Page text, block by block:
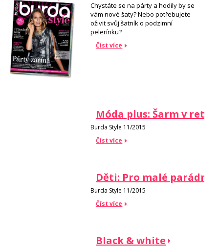
Chystáte se na párty a hodily by se
vám nové šaty? Nebo potřebujete
oživit svůj šatník o podzimní
pelerínku?
Číst více
Móda plus: Šarm v
Burda Style 11/2015
Číst více
Děti: Pro malé
Burda Style 11/2015
Číst více
Black & white